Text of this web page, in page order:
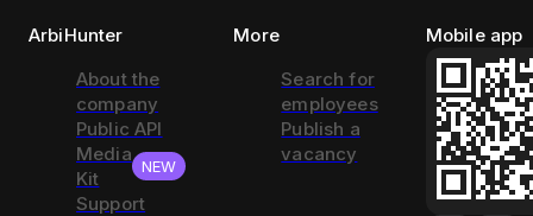
ArbiHunter
About the
company
Public API
Media
Kit
NEW
Support
More
Search for
employees
Publish a
vacancy
Mobile app